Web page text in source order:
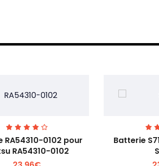
RA54310-0102 pour
RA54310-0102
Batterie